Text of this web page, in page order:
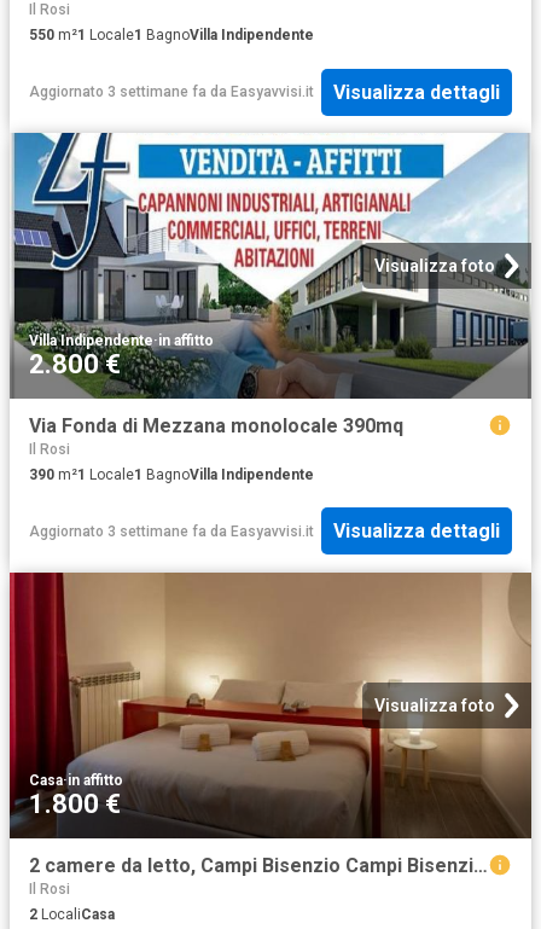
Il Rosi
550 m²1 Locale1 BagnoVilla Indipendente
Aggiornato 3 settimane fa da Easyavvisi.it Visualizza dettagli
Visualizza foto
Villa Indipendente·in affitto
2.800 €
Via Fonda di Mezzana monolocale 390mq
Il Rosi
390 m²1 Locale1 BagnoVilla Indipendente
Aggiornato 3 settimane fa da Easyavvisi.it Visualizza dettagli
Visualizza foto
Casa·in affitto
1.800 €
2 camere da letto, Campi Bisenzio Campi Bisenzio 50013 100231784
Il Rosi
2 LocaliCasa